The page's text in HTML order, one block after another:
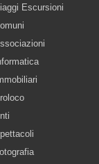
Escursioni